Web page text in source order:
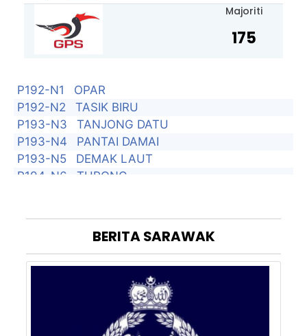
P192-N1
OPAR
P192-N2
TASIK BIRU
P193-N3
TANJONG DATU
P193-N4
PANTAI DAMAI
P193-N5
DEMAK LAUT
P194-N6
TUPONG
PENDING
P195-N11
BATU LINTANG
KOTA SENTOSA
BATU KITANG
BATU KAWAH
ASAJAYA
Majoriti
175
BERITASARAWAK